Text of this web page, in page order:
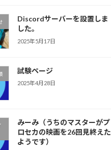
Discordサーバーを設置しま
した。
2025年5月17日
試験ページ
2025年4月28日
みーみ（うちのマスターがプ
ロセカの映画を26回見終えた
ようです）